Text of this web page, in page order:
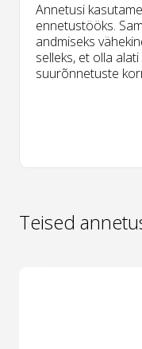
Annetusi
ennetustööks.
andmiseks
selleks, et olla
suurõnnetuste
Teised